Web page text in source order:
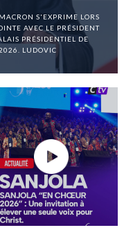
S'EXPRIME LORS
AVEC LE PRÉSIDENT
PRÉSIDENTIEL DE
LUDOVIC